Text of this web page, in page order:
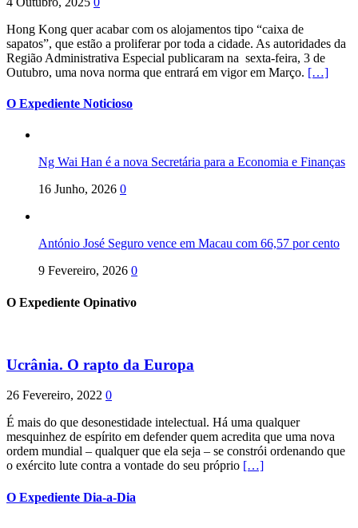
Hong Kong quer acabar com os alojamentos tipo “caixa de
sapatos”, que estão a proliferar por toda a cidade. As autoridades da
Região Administrativa Especial publicaram na sexta-feira, 3 de
Outubro, uma nova norma que entrará em vigor em Março. […]
O Expediente Noticioso
Ng Wai Han é a nova Secretária para a Economia e Finanças
16 Junho, 2026 0
António José Seguro vence em Macau com 66,57 por cento
9 Fevereiro, 2026 0
O Expediente Opinativo
Ucrânia. O rapto da Europa
26 Fevereiro, 2022 0
É mais do que desonestidade intelectual. Há uma qualquer
mesquinhez de espírito em defender quem acredita que uma nova
ordem mundial – qualquer que ela seja – se constrói ordenando que
o exército lute contra a vontade do seu próprio […]
O Expediente Dia-a-Dia